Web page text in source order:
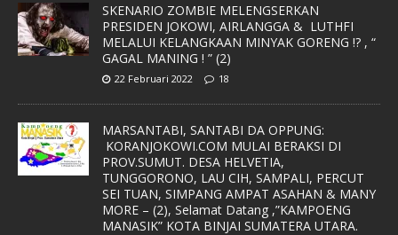
SKENARIO ZOMBIE MELENGSERKAN
PRESIDEN JOKOWI, AIRLANGGA & LUTHFI
MELALUI KELANGKAAN MINYAK GORENG !? , “
GAGAL MANING ! ” (2)
22 Februari 2022 18
MARSANTABI, SANTABI DA OPPUNG:
KORANJOKOWI.COM MULAI BERAKSI DI
PROV.SUMUT. DESA HELVETIA,
TUNGGORONO, LAU CIH, SAMPALI, PERCUT
SEI TUAN, SIMPANG AMPAT ASAHAN & MANY
MORE – (2), Selamat Datang ,”KAMPOENG
MANASIK” KOTA BINJAI SUMATERA UTARA.